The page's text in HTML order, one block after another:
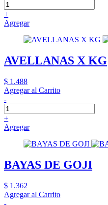
+
Agregar
AVELLANAS X KG
$ 1.488
Agregar al Carrito
-
+
Agregar
BAYAS DE GOJI
$ 1.362
Agregar al Carrito
-